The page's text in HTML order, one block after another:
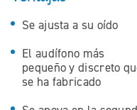
Se ajusta a su oído
El audífono más
pequeño y discreto
se ha fabricado